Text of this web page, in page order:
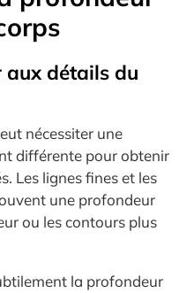
détails du
nécessiter une
différente pour obtenir
Les lignes fines et les
une profondeur
ou les contours plus
la profondeur